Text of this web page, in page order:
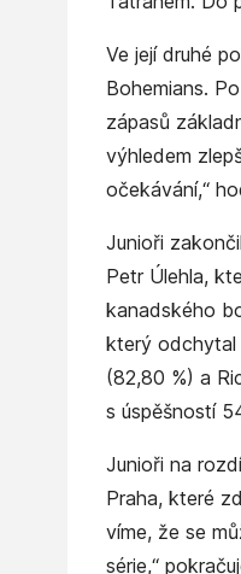
Ve její druhé
Bohemians.
zápasů
výhledem
očekávání,“
Junioři
Petr Úlehla,
kanadského
který odchytal
(82,80 %) a
s úspěšností
Junioři na
Praha, které
víme, že se
série,“